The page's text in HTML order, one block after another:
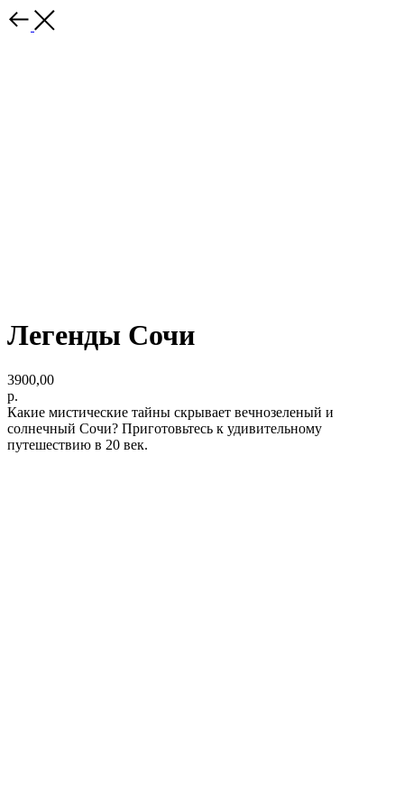
Легенды Сочи
3900,00
р.
Какие мистические тайны скрывает вечнозеленый и
солнечный Сочи? Приготовьтесь к удивительному
путешествию в 20 век.